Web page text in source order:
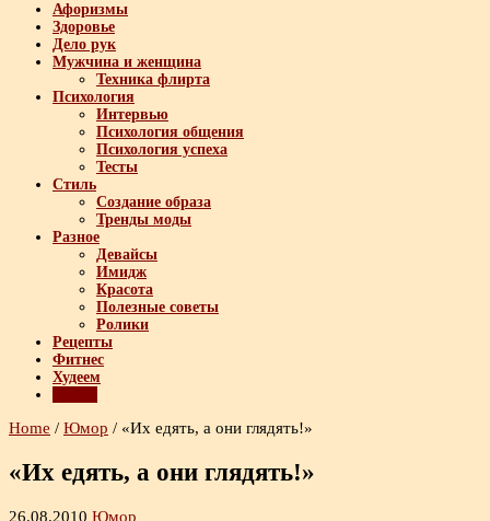
Афоризмы
Здоровье
Дело рук
Мужчина и женщина
Техника флирта
Психология
Интервью
Психология общения
Психология успеха
Тесты
Стиль
Создание образа
Тренды моды
Разное
Девайсы
Имидж
Красота
Полезные советы
Ролики
Рецепты
Фитнес
Худеем
Home / Юмор / «Их едять, а они глядять!»
«Их едять, а они глядять!»
26.08.2010 Юмор